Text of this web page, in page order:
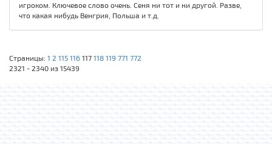
игроком. Ключевое слово очень. Сеня ни тот и ни другой. Разве,
что какая нибудь Венгрия, Польша и т.д.
Страницы: 1 2 115 116 117 118 119 771 772
2321 - 2340 из 15439